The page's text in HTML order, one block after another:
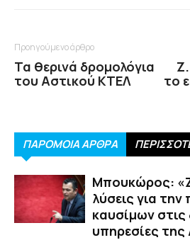
Προηγούμενο άρθρο
Τα θερινά δρομολόγια
του Αστικού ΚΤΕΛ
το
ΠΑΡΟΜΟΙΑ ΑΡΘΡΑ
Μπουκώρος:
λύσεις για
καυσίμων στις
υπηρεσίες